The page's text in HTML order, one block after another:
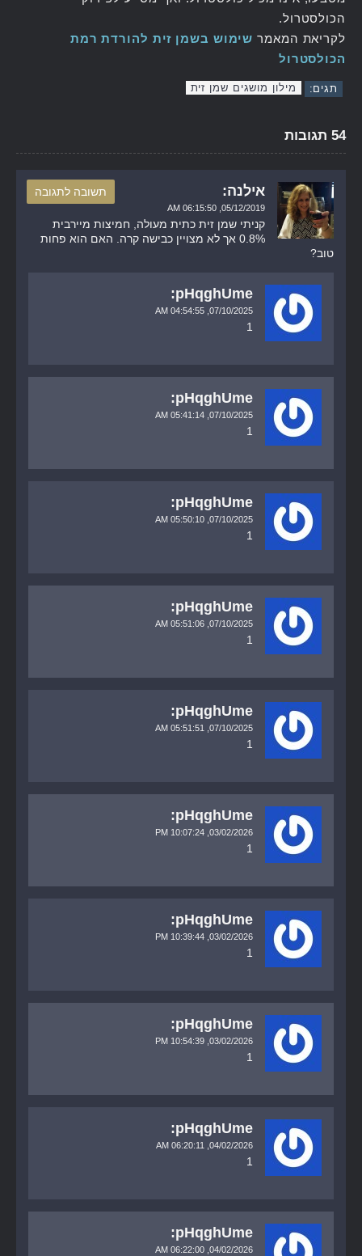
הכולסטרול.
לקריאת המאמר שימוש בשמן זית להורדת רמת
הכולסטרול
תגים: מילון מושגים שמן זית
54 תגובות
אילנה:
05/12/2019,
06:15:50 AM
תשובה לתגובה
קניתי שמן זית כתית מעולה, חמיצות מיירבית
0.8% אך לא מצויין כבישה קרה. האם הוא פחות
טוב?
pHqghUme:
07/10/2025,
04:54:55 AM
1
pHqghUme:
07/10/2025,
05:41:14 AM
1
pHqghUme:
07/10/2025,
05:50:10 AM
1
pHqghUme:
07/10/2025,
05:51:06 AM
1
pHqghUme:
07/10/2025,
05:51:51 AM
1
pHqghUme:
03/02/2026,
10:07:24 PM
1
pHqghUme:
03/02/2026,
10:39:44 PM
1
pHqghUme:
03/02/2026,
10:54:39 PM
1
pHqghUme:
04/02/2026,
06:20:11 AM
1
pHqghUme:
04/02/2026,
06:22:00 AM